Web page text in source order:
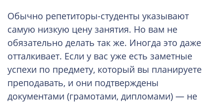
Обычно репетиторы-студенты указывают
самую низкую цену занятия. Но вам не
обязательно делать так же. Иногда это даже
отталкивает. Если у вас уже есть заметные
успехи по предмету, который вы планируете
преподавать, и они подтверждены
документами (грамотами, дипломами) — не